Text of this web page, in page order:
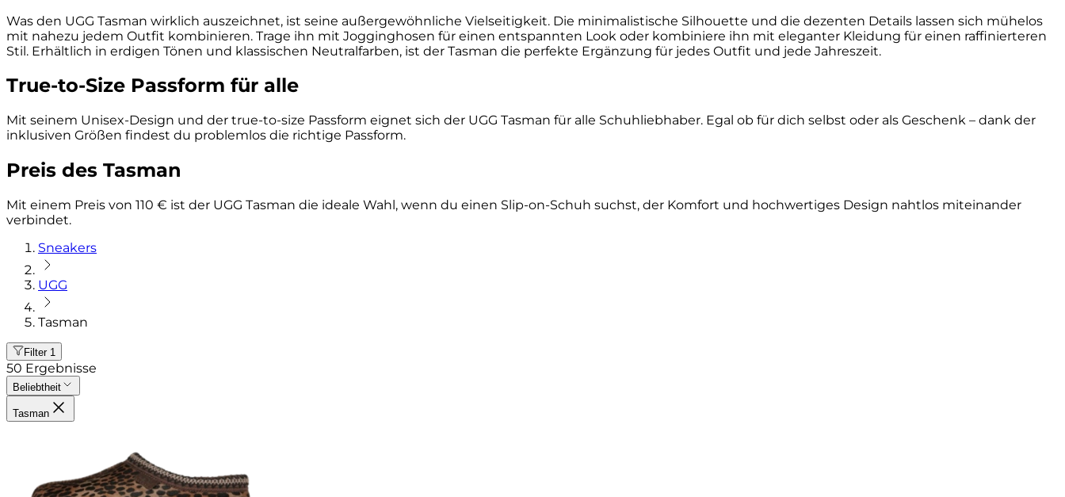
Was den UGG Tasman wirklich auszeichnet, ist seine außergewöhnliche Vielseitigkeit. Die minimalistische Silhouette und die dezenten Details lassen sich mühelos
mit nahezu jedem Outfit kombinieren. Trage ihn mit Jogginghosen für einen entspannten Look oder kombiniere ihn mit eleganter Kleidung für einen raffinierteren
Stil. Erhältlich in erdigen Tönen und klassischen Neutralfarben, ist der Tasman die perfekte Ergänzung für jedes Outfit und jede Jahreszeit.
True-to-Size Passform für alle
Mit seinem Unisex-Design und der true-to-size Passform eignet sich der UGG Tasman für alle Schuhliebhaber. Egal ob für dich selbst oder als Geschenk – dank der
inklusiven Größen findest du problemlos die richtige Passform.
Preis des Tasman
Mit einem Preis von 110 € ist der UGG Tasman die ideale Wahl, wenn du einen Slip-on-Schuh suchst, der Komfort und hochwertiges Design nahtlos miteinander
verbindet.
Sneakers
UGG
Tasman
Filter 1
50 Ergebnisse
Beliebtheit
Tasman